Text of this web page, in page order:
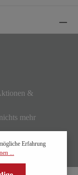
&
mehr
Erfahrung
...